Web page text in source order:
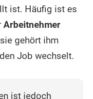
ist. Häufig ist es
Arbeitnehmer
gehört ihm
Job wechselt.
ist jedoch